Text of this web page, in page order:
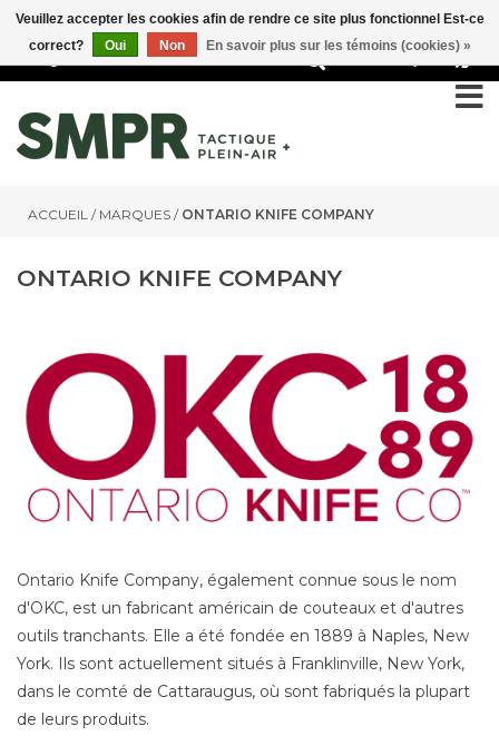
0
ACCUEIL / MARQUES / ONTARIO KNIFE COMPANY
ONTARIO KNIFE COMPANY
Ontario Knife Company, également connue sous le nom
d'OKC, est un fabricant américain de couteaux et d'autres
outils tranchants. Elle a été fondée en 1889 à Naples, New
York. Ils sont actuellement situés à Franklinville, New York,
dans le comté de Cattaraugus, où sont fabriqués la plupart
de leurs produits.
Veuillez accepter les cookies afin de rendre ce site plus fonctionnel Est-ce
correct?
Oui Non En savoir plus sur les témoins (cookies) »